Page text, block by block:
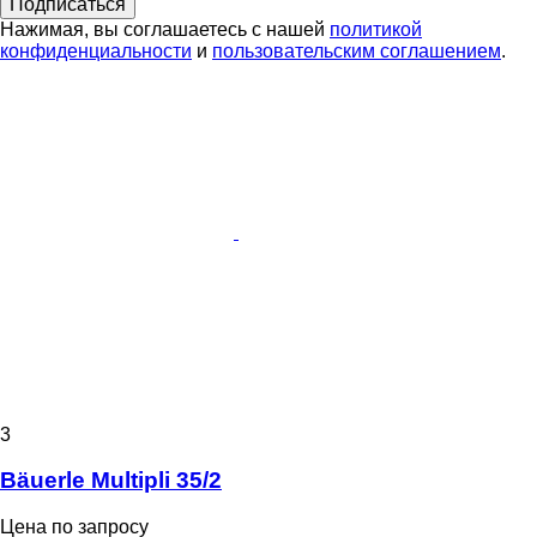
Нажимая, вы соглашаетесь с нашей политикой
конфиденциальности и пользовательским соглашением.
3
Bäuerle Multipli 35/2
Цена по запросу